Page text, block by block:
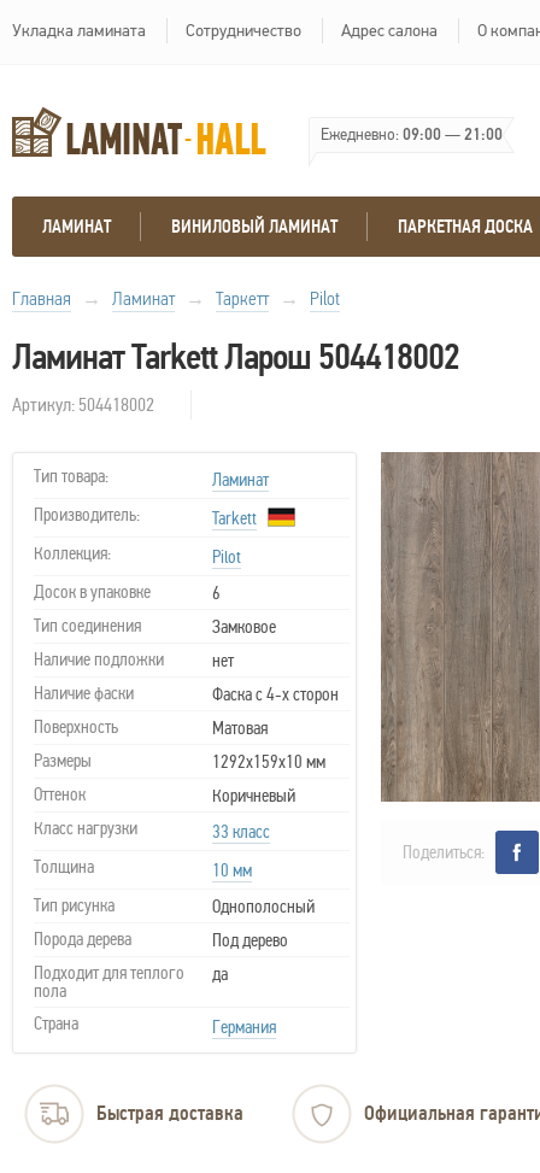
Укладка ламината Сотрудничество Адрес салона О
Ежедневно:09:00—21:00
ЛАМИНАТ ВИНИЛОВЫЙ ЛАМИНАТ ПАРКЕТНАЯ ДОСКА
Главная → Ламинат → Таркетт → Pilot
Ламинат Tarkett Ларош 504418002
Артикул: 504418002
Тип товара:
Ламинат
Производитель:
Tarkett
Коллекция:
Pilot
Досок в упаковке
6
Тип соединения
Замковое
Наличие подложки
нет
Наличие фаски
Фаска с 4-х сторон
Поверхность
Матовая
Размеры
1292х159х10 мм
Оттенок
Коричневый
Класс нагрузки
33 класс
Толщина
10 мм
Тип рисунка
Однополосный
Порода дерева
Под дерево
Подходит для теплого
пола
да
Страна Германия
Поделиться:
Быстрая доставка Официальная